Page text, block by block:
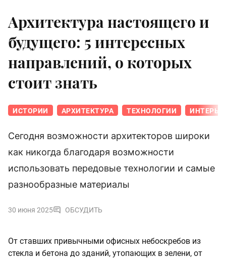
Архитектура настоящего и
будущего: 5 интересных
направлений, о которых
стоит знать
ИСТОРИИ АРХИТЕКТУРА ТЕХНОЛОГИИ
Сегодня возможности архитекторов широки
как никогда благодаря возможности
использовать передовые технологии и самые
разнообразные материалы
30 июня 2025 ОБСУДИТЬ
От ставших привычными офисных небоскребов из
стекла и бетона до зданий, утопающих в зелени, от